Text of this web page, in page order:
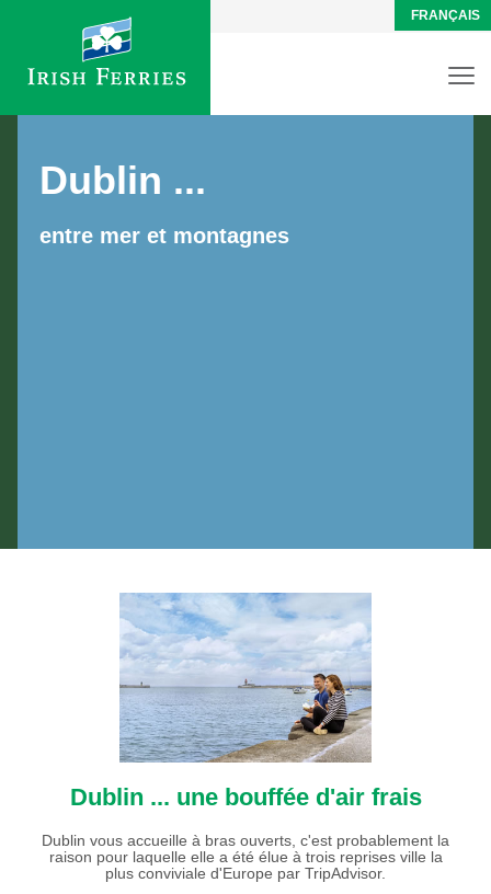
FRANÇAIS
Dublin ...
entre mer et montagnes
Dublin ... une bouffée d'air frais
Dublin vous accueille à bras ouverts, c'est probablement la
raison pour laquelle elle a été élue à trois reprises ville la
plus conviviale d'Europe par TripAdvisor.